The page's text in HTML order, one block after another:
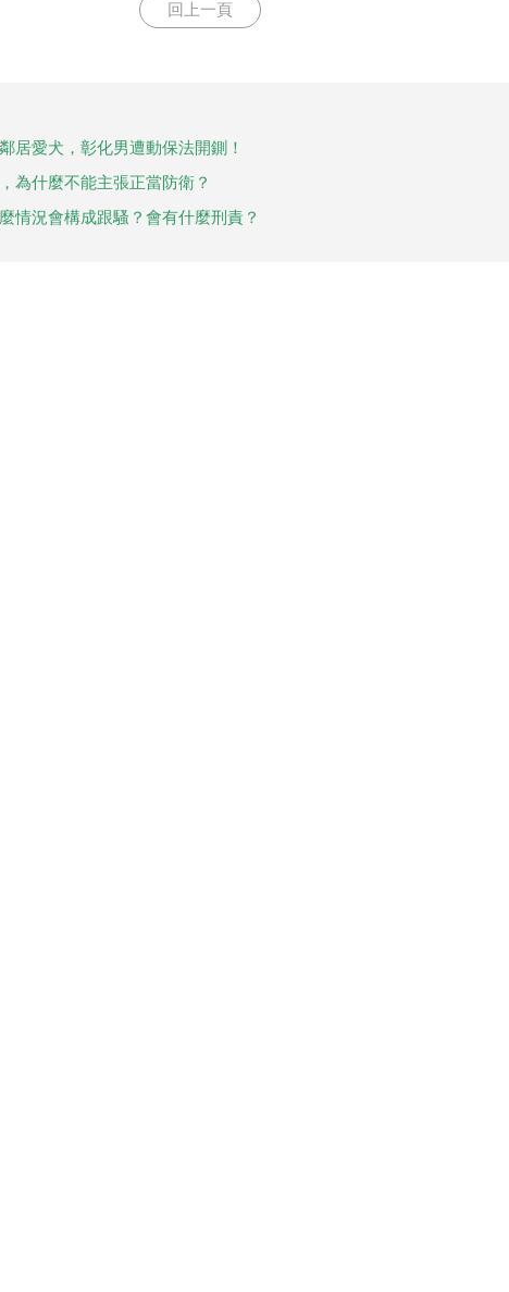
回上一頁
居愛犬，彰化男遭動保法開鍘！
為什麼不能主張正當防衛？
情況會構成跟騷？會有什麼刑責？